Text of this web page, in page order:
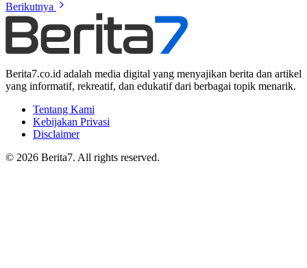
Berikutnya
Berita7.co.id adalah media digital yang menyajikan berita dan artikel
yang informatif, rekreatif, dan edukatif dari berbagai topik menarik.
Tentang Kami
Kebijakan Privasi
Disclaimer
© 2026 Berita7. All rights reserved.